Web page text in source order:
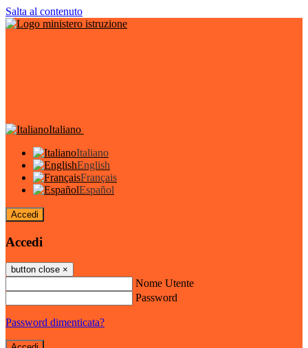
Salta al contenuto
Italiano
Italiano
English
Français
Español
Accedi
Accedi
button close ×
Nome Utente
Password
Password dimenticata?